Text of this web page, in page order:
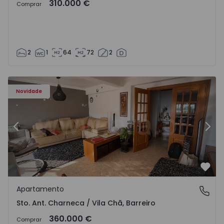
Comprar 310.000 €
2 1 64 72 2
Novidade
- 1573477 - 14
Apartamento T3 Barreiro, Sto. Ant. Charneca / Vila Chã -
Anterior
Sto. Ant. Charneca / Vila Chã, Barreiro
Apartamento
Sto. Ant. Charneca / Vila Chã, Barreiro
Comprar 360.000 €